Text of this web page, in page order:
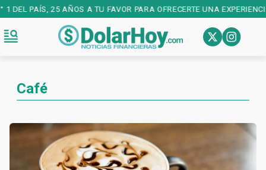
PAÍS, 25 AÑOS A TU FAVOR PARA OFRECERTE UNA EXPERIENCIA
Café